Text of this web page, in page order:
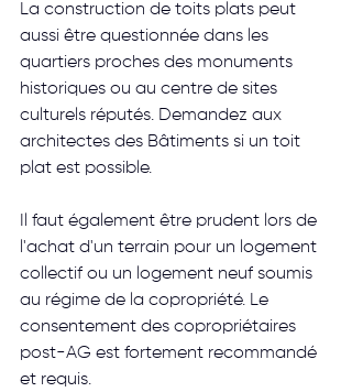
La construction de toits plats peut
aussi être questionnée dans les
quartiers proches des monuments
historiques ou au centre de sites
culturels réputés. Demandez aux
architectes des Bâtiments si un toit
plat est possible.
Il faut également être prudent lors de
l'achat d'un terrain pour un logement
collectif ou un logement neuf soumis
au régime de la copropriété. Le
consentement des copropriétaires
post-AG est fortement recommandé
et requis.